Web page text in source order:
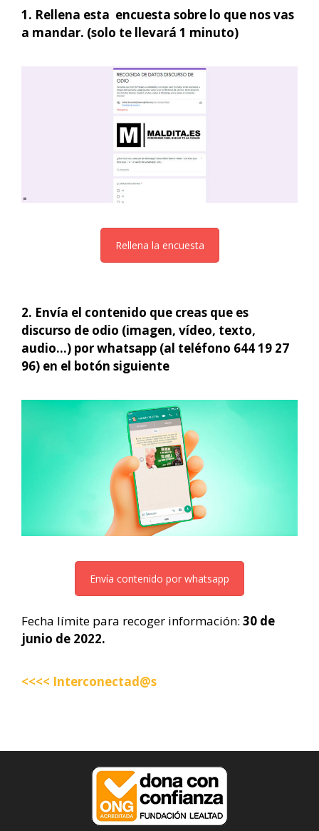
1. Rellena esta encuesta sobre lo que nos vas
a mandar. (solo te llevará 1 minuto)
Rellena la encuesta
2. Envía el contenido que creas que es
discurso de odio (imagen, vídeo, texto,
audio…) por whatsapp (al teléfono 644 19 27
96) en el botón siguiente
Envía contenido por whatsapp
Fecha límite para recoger información: 30 de
junio de 2022.
<<<< Interconectad@s